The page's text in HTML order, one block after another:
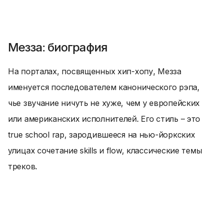
Мезза: биография
На порталах, посвященных хип-хопу, Мезза
именуется последователем канонического рэпа,
чье звучание ничуть не хуже, чем у европейских
или американских исполнителей. Его стиль – это
true school rap, зародившееся на нью-йоркских
улицах сочетание skills и flow, классические темы
треков.